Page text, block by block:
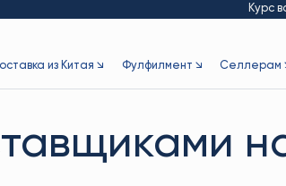
Курс
из Китая ↘ Фулфилмент ↘ Селлерам